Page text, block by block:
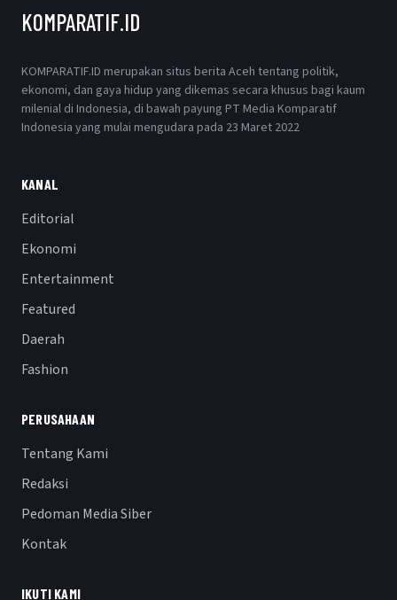
KOMPARATIF.ID
KOMPARATIF.ID merupakan situs berita Aceh tentang politik,
ekonomi, dan gaya hidup yang dikemas secara khusus bagi kaum
milenial di Indonesia, di bawah payung PT Media Komparatif
Indonesia yang mulai mengudara pada 23 Maret 2022
KANAL
Editorial
Ekonomi
Entertainment
Featured
Daerah
Fashion
PERUSAHAAN
Tentang Kami
Redaksi
Pedoman Media Siber
Kontak
IKUTI KAMI